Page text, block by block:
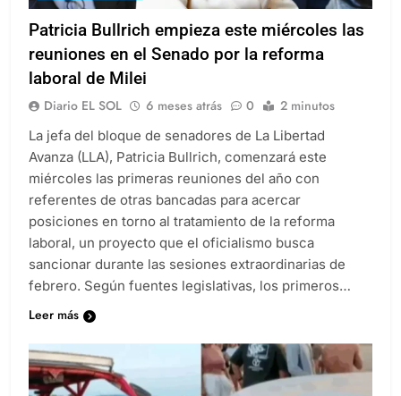
Patricia Bullrich empieza este miércoles las
reuniones en el Senado por la reforma
laboral de Milei
Diario EL SOL 6 meses atrás 0 2 minutos
La jefa del bloque de senadores de La Libertad
Avanza (LLA), Patricia Bullrich, comenzará este
miércoles las primeras reuniones del año con
referentes de otras bancadas para acercar
posiciones en torno al tratamiento de la reforma
laboral, un proyecto que el oficialismo busca
sancionar durante las sesiones extraordinarias de
febrero. Según fuentes legislativas, los primeros…
Leer más